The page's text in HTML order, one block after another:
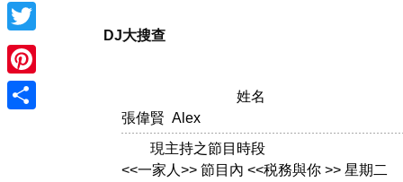
Facebook
Twitter
Pinterest
DJ大搜查
姓名
張偉賢 Alex
現主持之節目時段
<<一家人>> 節目內 <<税務與你 >> 星期二